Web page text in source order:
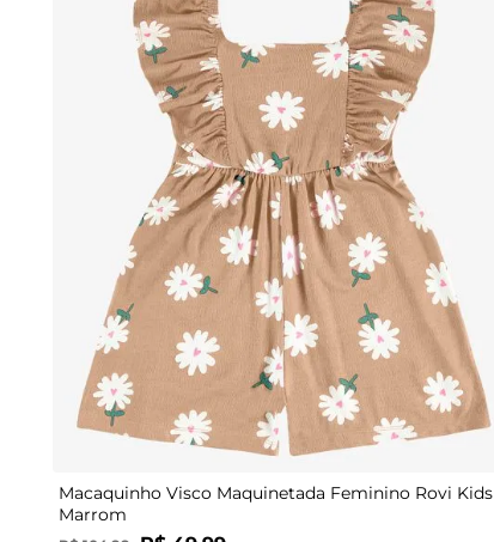
2
Macaquinho Visco Maquinetada Feminino Rovi Kids
Marrom